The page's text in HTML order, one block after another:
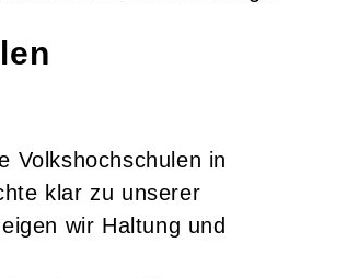
Volkshochschulen in
klar zu unserer
wir Haltung und